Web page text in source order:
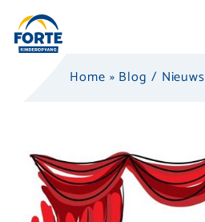
Home » Blog / Nieuws